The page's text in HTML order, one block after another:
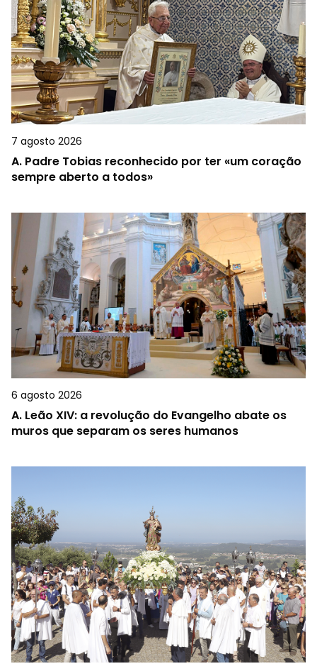
7 agosto 2026
A. Padre Tobias reconhecido por ter «um coração
sempre aberto a todos»
6 agosto 2026
A. Leão XIV: a revolução do Evangelho abate os
muros que separam os seres humanos